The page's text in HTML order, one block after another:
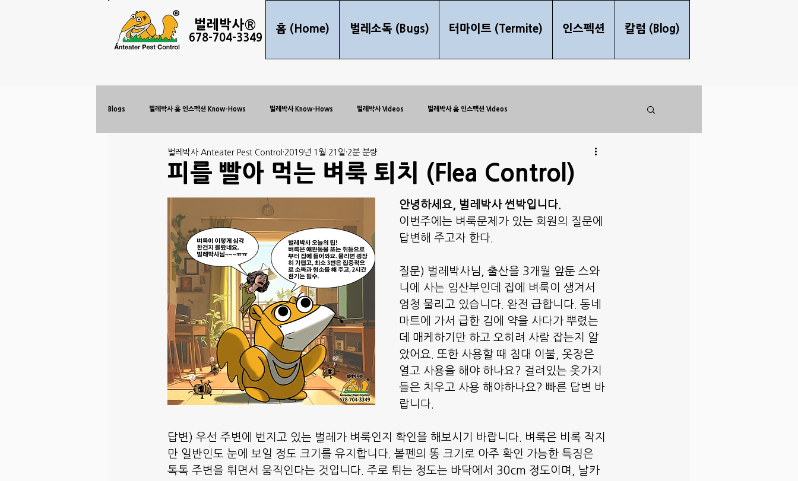
벌레 박사®
678-704-3349
홈 (Home) 벌레소독 (Bugs) 터마이트 (Termite) 인스펙션 칼럼 (Blog)
Blogs 벌레박사 홈 인스펙션 Know-Hows 벌레박사 Know-Hows 벌레박사 Videos 벌레박사 홈 인스펙션 Videos
피를 빨아 먹는 벼룩 퇴치 (Flea Control)
벌레박사 Anteater Pest Control 2019년 1월 21일 2분 분량
안녕하세요, 벌레박사 썬박입니다.
이번주에는 벼룩문제가 있는 회원의 질문에
답변해 주고자 한다.
질문) 벌레박사님, 출산을 3개월 앞둔 스와
니에 사는 임산부인데 집에 벼룩이 생겨서
엄청 물리고 있습니다. 완전 급합니다. 동네
마트에 가서 급한 김에 약을 사다가 뿌렸는
데 매케하기만 하고 오히려 사람 잡는지 알
았어요. 또한 사용할 때 침대 이불, 옷장은
열고 사용을 해야 하나요? 걸려있는 옷가지
들은 치우고 사용 해야하나요? 빠른 답변 바
랍니다.
답변) 우선 주변에 번지고 있는 벌레가 벼룩인지 확인을 해보시기 바랍니다. 벼룩은 비록 작지
만 일반인도 눈에 보일 정도 크기를 유지합니다. 볼펜의 똥 크기로 아주 확인 가능한 특징은
톡톡 주변을 튀면서 움직인다는 것입니다. 주로 튀는 정도는 바닥에서 30cm 정도이며, 날카